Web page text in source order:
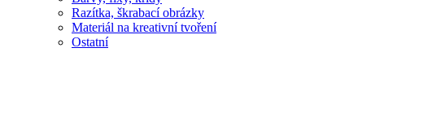
Razítka, škrabací obrázky
Materiál na kreativní tvoření
Ostatní